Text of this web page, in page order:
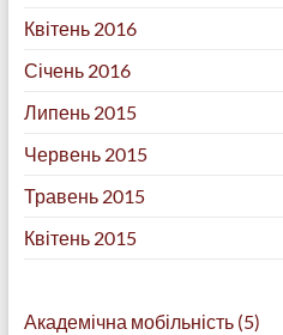
Квітень 2016
Січень 2016
Липень 2015
Червень 2015
Травень 2015
Квітень 2015
Академічна мобільність(5)